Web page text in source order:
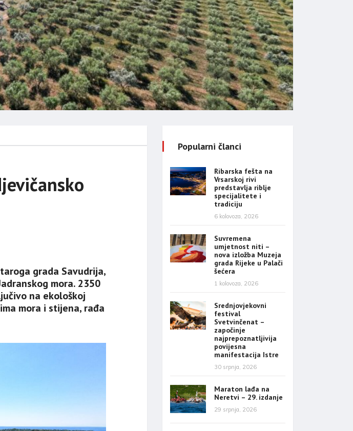
grada Savudrija,
mora. 2350
na ekološkoj
mora i stijena, rađa
Popularni članci
Ribarska fešta na
Vrsarskoj rivi
predstavlja riblje
specijalitete i
tradiciju
6 kolovoza, 2026
Suvremena
umjetnost niti –
nova izložba Muzeja
grada Rijeke u Palači
šećera
1 kolovoza, 2026
Srednjovjekovni
festival
Svetvinčenat –
započinje
najprepoznatljivija
povijesna
manifestacija Istre
30 srpnja, 2026
Maraton lađa na
Neretvi – 29. izdanje
29 srpnja, 2026